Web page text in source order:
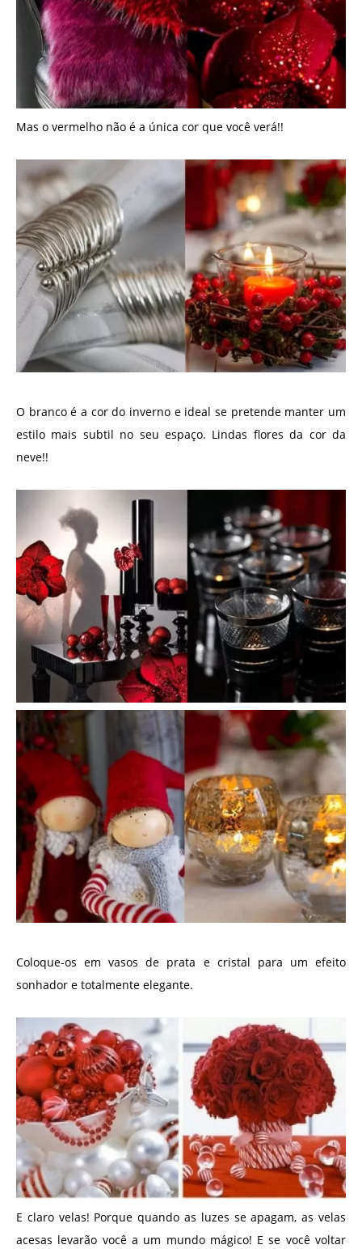
Mas o vermelho não é a única cor que você verá!!
O branco é a cor do inverno e ideal se pretende manter um
estilo mais subtil no seu espaço. Lindas flores da cor da
neve!!
Coloque-os em vasos de prata e cristal para um efeito
sonhador e totalmente elegante.
E claro velas! Porque quando as luzes se apagam, as velas
acesas levarão você a um mundo mágico! E se você voltar